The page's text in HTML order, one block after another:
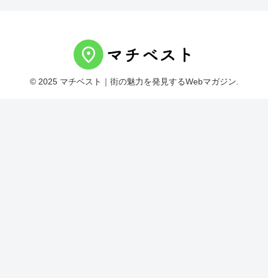
© 2025 マチベスト｜街の魅力を発見するWebマガジン.